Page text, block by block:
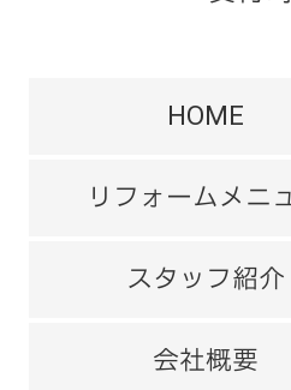
HOME
リフォームメニ
スタッフ紹介
会社概要